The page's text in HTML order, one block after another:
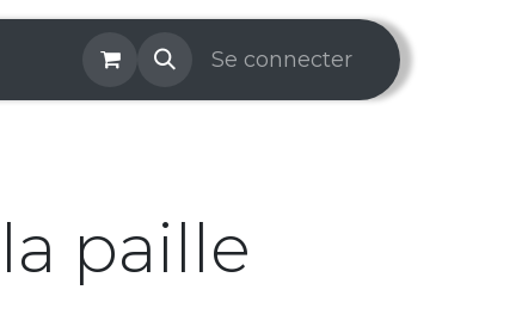
& Services Galerie Aide Prise de rendez-
Se connecter
paille